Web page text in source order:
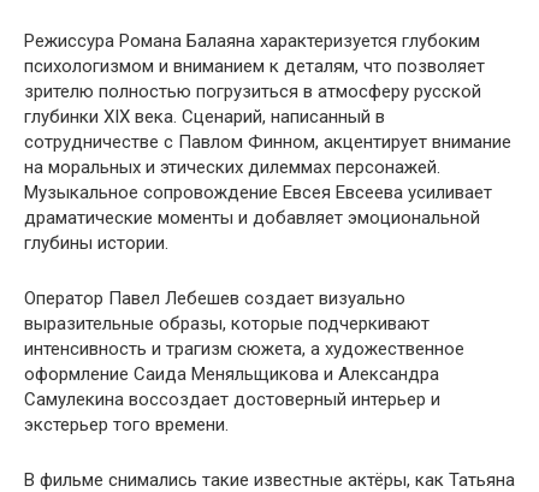
Режиссура Романа Балаяна характеризуется глубоким
психологизмом и вниманием к деталям, что позволяет
зрителю полностью погрузиться в атмосферу русской
глубинки XIX века. Сценарий, написанный в
сотрудничестве с Павлом Финном, акцентирует внимание
на моральных и этических дилеммах персонажей.
Музыкальное сопровождение Евсея Евсеева усиливает
драматические моменты и добавляет эмоциональной
глубины истории.
Оператор Павел Лебешев создает визуально
выразительные образы, которые подчеркивают
интенсивность и трагизм сюжета, а художественное
оформление Саида Меняльщикова и Александра
Самулекина воссоздает достоверный интерьер и
экстерьер того времени.
В фильме снимались такие известные актёры, как Татьяна